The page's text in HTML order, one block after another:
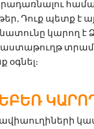
Դուք պետք է
կարող է
օգնել։
ավիաուղիների